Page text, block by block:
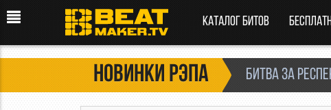
Каталог битов
Новинки рэпа БИТВА ЗА